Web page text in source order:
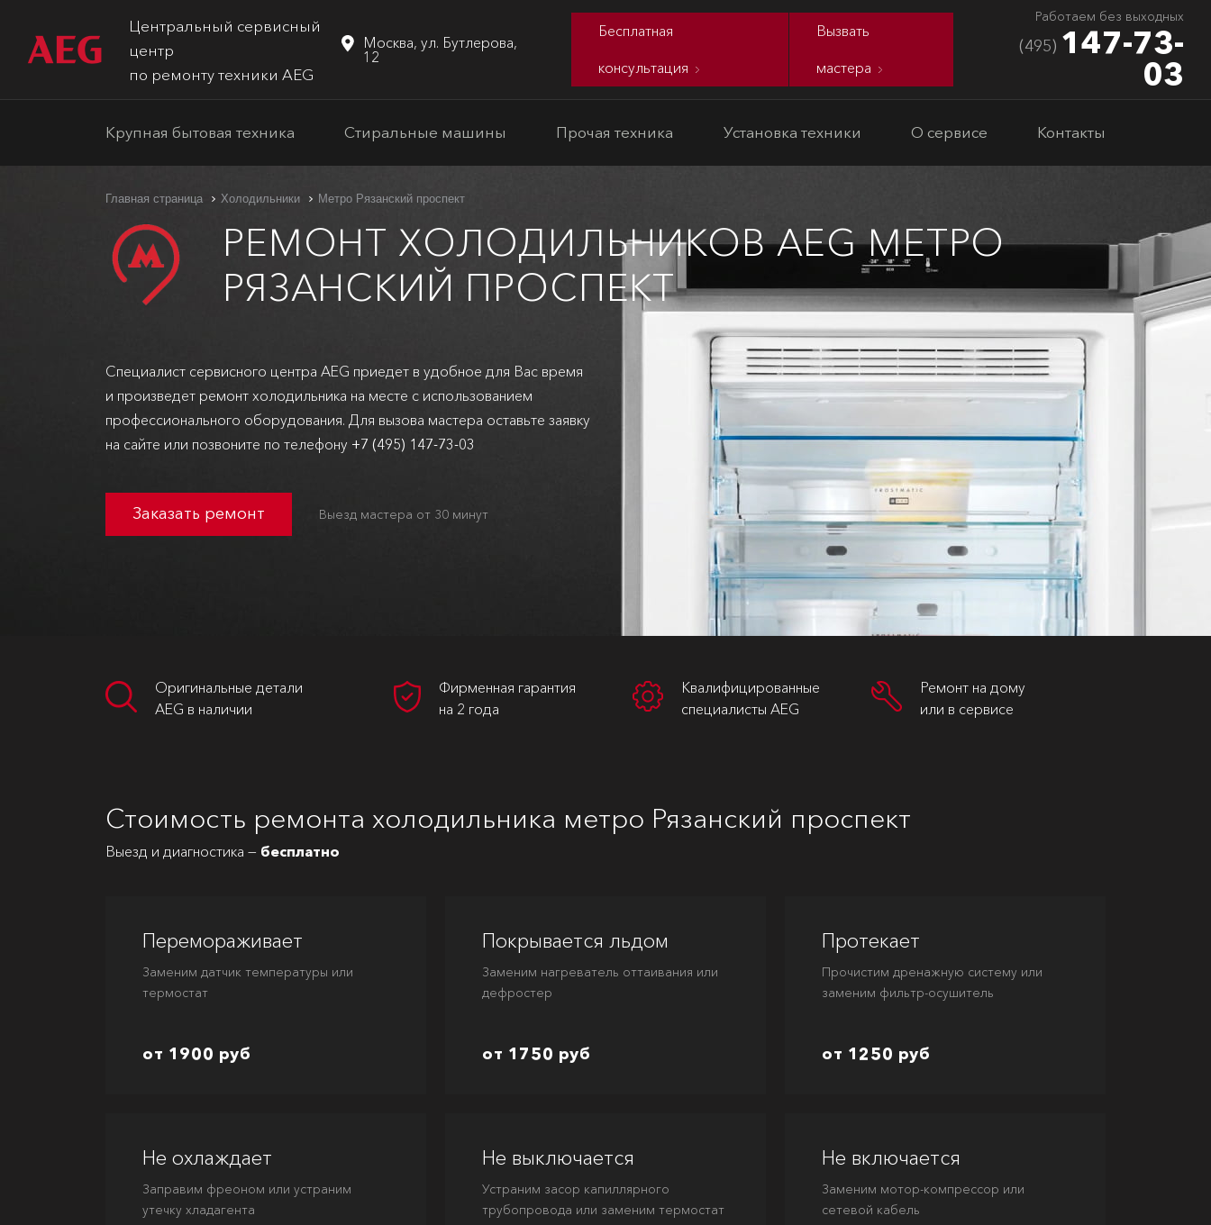
Центральный сервисный
центр
по ремонту техники AEG
Москва, ул. Бутлерова,
12
Бесплатная
консультация
Вызвать
мастера
Работаем без выходных
(495) 147-73-
03
Крупная бытовая техника Стиральные машины Прочая техника Установка техники О сервисе Контакты
Главная страница Холодильники Метро Рязанский проспект
РЕМОНТ ХОЛОДИЛЬНИКОВ AEG МЕТРО
РЯЗАНСКИЙ ПРОСПЕКТ
Специалист сервисного центра AEG приедет в удобное для Вас время
и произведет ремонт холодильника на месте с использованием
профессионального оборудования. Для вызова мастера оставьте заявку
на сайте или позвоните по телефону +7 (495) 147-73-03
Заказать ремонт Выезд мастера от 30 минут
Оригинальные детали
AEG в наличии
Фирменная гарантия
на 2 года
Квалифицированные
специалисты AEG
Ремонт на дому
или в сервисе
Стоимость ремонта холодильника метро Рязанский проспект
Выезд и диагностика — бесплатно
Перемораживает
Заменим датчик температуры или
термостат
от 1900 руб
Покрывается льдом
Заменим нагреватель оттаивания или
дефростер
от 1750 руб
Протекает
Прочистим дренажную систему или
заменим фильтр-осушитель
от 1250 руб
Не охлаждает
Заправим фреоном или устраним
утечку хладагента
Не выключается
Устраним засор капиллярного
трубопровода или заменим термостат
Не включается
Заменим мотор-компрессор или
сетевой кабель